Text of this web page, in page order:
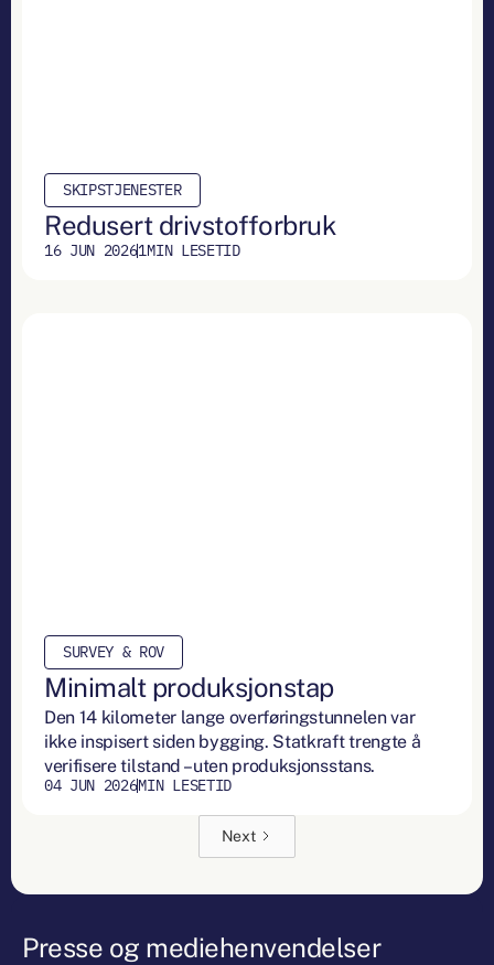
SKIPSTJENESTER
Redusert drivstofforbruk
16 JUN 20261MIN LESETID
SURVEY & ROV
Minimalt produksjonstap
Den 14 kilometer lange overføringstunnelen var
ikke inspisert siden bygging. Statkraft trengte å
verifisere tilstand – uten produksjonsstans.
04 JUN 2026MIN LESETID
Next
Presse og mediehenvendelser